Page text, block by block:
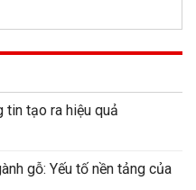
tin tạo ra hiệu quả
gỗ: Yếu tố nền tảng của